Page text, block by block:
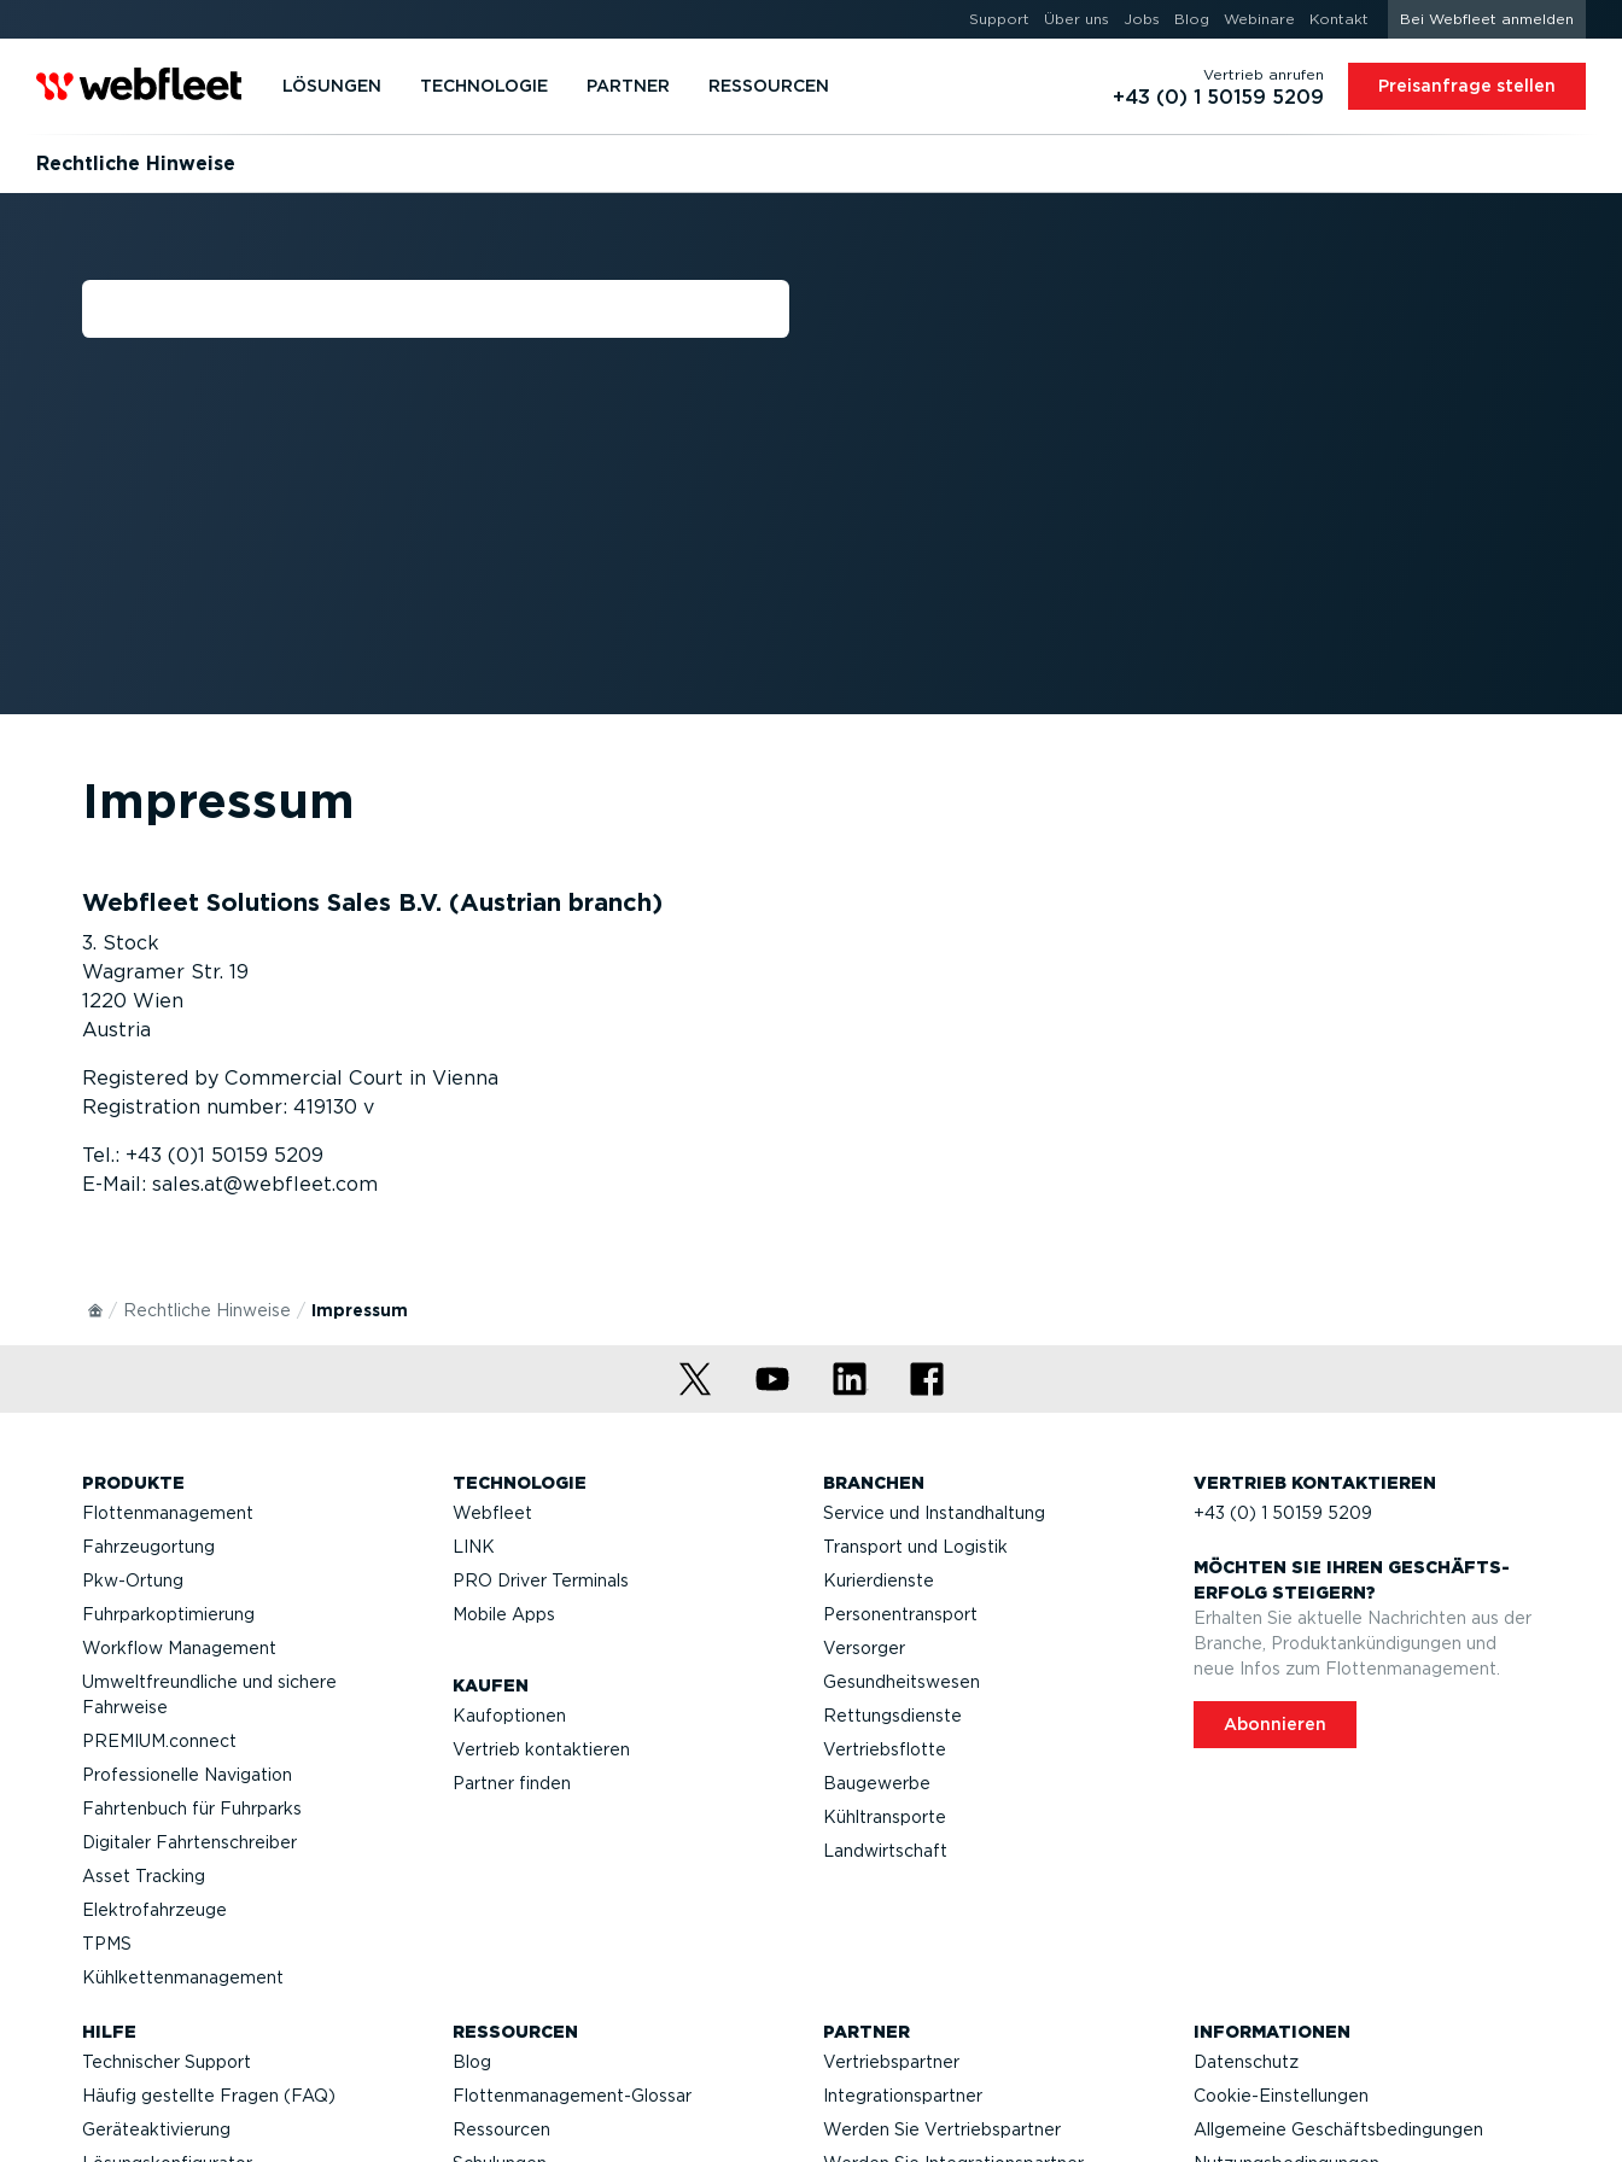
Support Über uns Jobs Blog Webinare Kontakt Bei Webfleet anmelden
LÖSUNGEN TECHNOLOGIE PARTNER RESSOURCEN
Vertrieb anrufen
+43 (0) 1 50159 5209 Preis­an­frage stellen
Rechtliche Hinweise
RECHTLICHE HINWEISE
Impressum
Webfleet Solutions Sales B.V. (Austrian branch)
3. Stock
Wagramer Str. 19
1220 Wien
Austria
Registered by Commercial Court in Vienna
Registration number: 419130 v
Tel.: +43 (0)1 50159 5209
E-Mail: sales.at@webfleet.com
Rechtliche Hinweise Impressum
PRODUKTE
Flotten­ma­nagement
Fahrzeu­g­ortung
Pkw-Ortung
Fuhrpar­k­op­ti­mierung
Workflow Management
Umwelt­freund­liche und sichere
Fahrweise
PREMIUM.connect
Profes­sio­nelle Navigation
Fahrtenbuch für Fuhrparks
Digitaler Fahrten­schreiber
Asset Tracking
Elektro­fahr­zeuge
TPMS
Kühlket­ten­ma­nagement
TECHNOLOGIE
Webfleet
LINK
PRO Driver Terminals
Mobile Apps
KAUFEN
Kaufop­tionen
Vertrieb kontak­tieren
Partner finden
BRANCHEN
Service und Instand­haltung
Transport und Logistik
Kurier­dienste
Perso­nen­transport
Versorger
Gesund­heits­wesen
Rettungs­dienste
Vertriebs­flotte
Baugewerbe
Kühltrans­porte
Landwirt­schaft
VERTRIEB KONTAK­TIEREN
+43 (0) 1 50159 5209
MÖCHTEN SIE IHREN GESCHÄFTS­
ERFOLG STEIGERN?
Erhalten Sie aktuelle Nachrichten aus der
Branche, Produktan­kün­di­gungen und
neue Infos zum Flotten­ma­nagement.
Abonnieren
HILFE
Technischer Support
Häufig gestellte Fragen (FAQ)
Geräteak­ti­vierung
RESSOURCEN
Blog
Flotten­management-Glossar
Ressourcen
PARTNER
Vertriebs­partner
Integra­ti­ons­partner
Werden Sie Vertriebs­partner
INFOR­MA­TIONEN
Datenschutz
Cookie-Ein­stel­lungen
Allgemeine Geschäfts­be­din­gungen